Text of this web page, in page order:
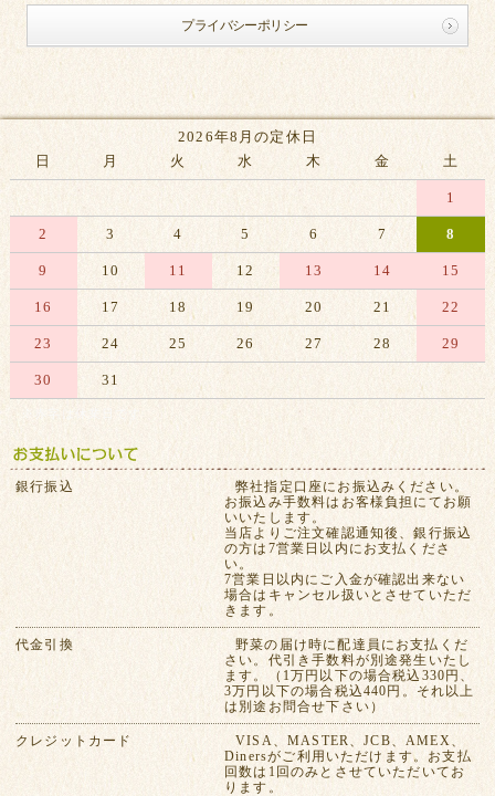
プライバシーポリシー
2026年8月の定休日
日
月 火 水 木 金 土
1
2 3 4 5 6 7 8
9 10 11 12 13 14 15
16 17 18 19 20 21 22
23 24 25 26 27 28 29
30 31
※赤字は休業日です
銀行振込
弊社指定口座にお振込みください。
お振込み手数料はお客様負担にてお願
いいたします。
当店よりご注文確認通知後、銀行振込
の方は7営業日以内にお支払くださ
い。
7営業日以内にご入金が確認出来ない
場合はキャンセル扱いとさせていただ
きます。
代金引換
野菜の届け時に配達員にお支払くだ
さい。代引き手数料が別途発生いたし
ます。（1万円以下の場合税込330円、
3万円以下の場合税込440円。それ以上
は別途お問合せ下さい）
クレジットカード
VISA、MASTER、JCB、AMEX、
Dinersがご利用いただけます。お支払
回数は1回のみとさせていただいてお
ります。